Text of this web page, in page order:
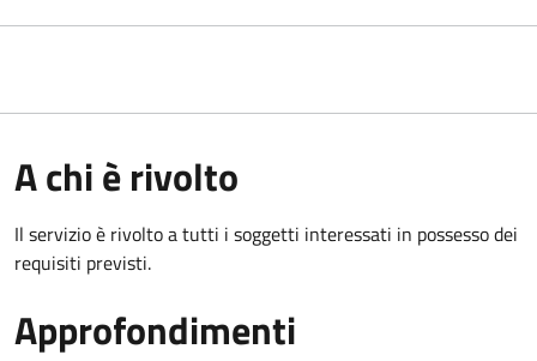
A chi è rivolto
Il servizio è rivolto a tutti i soggetti interessati in possesso dei
requisiti previsti.
Approfondimenti